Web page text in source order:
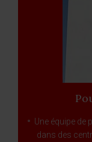
Une équipe
dans des